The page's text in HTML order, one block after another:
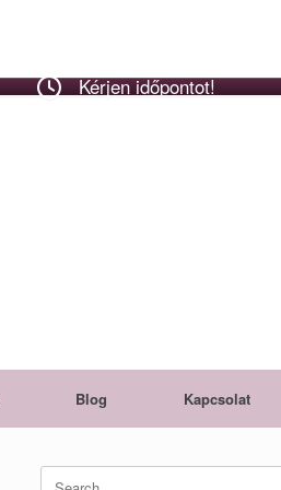
Kérjen időpontot!
Blog Kapcsolat
Search